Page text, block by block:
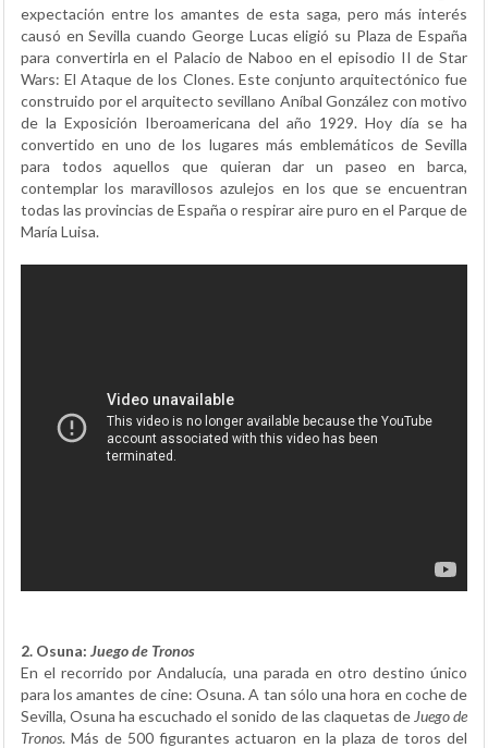
expectación entre los amantes de esta saga, pero más interés
causó en Sevilla cuando George Lucas eligió su Plaza de España
para convertirla en el Palacio de Naboo en el episodio II de Star
Wars: El Ataque de los Clones. Este conjunto arquitectónico fue
construido por el arquitecto sevillano Aníbal González con motivo
de la Exposición Iberoamericana del año 1929. Hoy día se ha
convertido en uno de los lugares más emblemáticos de Sevilla
para todos aquellos que quieran dar un paseo en barca,
contemplar los maravillosos azulejos en los que se encuentran
todas las provincias de España o respirar aire puro en el Parque de
María Luisa.
2. Osuna: Juego de Tronos
En el recorrido por Andalucía, una parada en otro destino único
para los amantes de cine: Osuna. A tan sólo una hora en coche de
Sevilla, Osuna ha escuchado el sonido de las claquetas de Juego de
Tronos. Más de 500 figurantes actuaron en la plaza de toros del